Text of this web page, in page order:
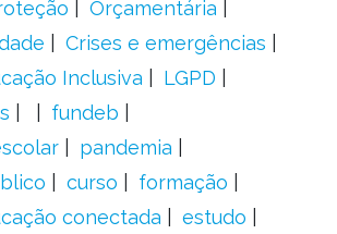
Orçamentária
Crises e emergências
Inclusiva
LGPD
fundeb
pandemia
curso
formação
conectada estudo